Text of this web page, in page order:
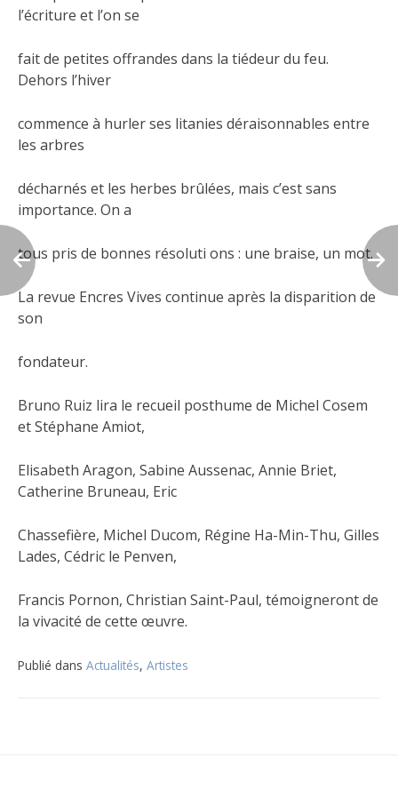
l’écriture et l’on se
fait de petites offrandes dans la tiédeur du feu.
Dehors l’hiver
commence à hurler ses litanies déraisonnables entre
les arbres
décharnés et les herbes brûlées, mais c’est sans
importance. On a
tous pris de bonnes résoluti ons : une braise, un mot.
La revue Encres Vives continue après la disparition de
son
fondateur.
Bruno Ruiz lira le recueil posthume de Michel Cosem
et Stéphane Amiot,
Elisabeth Aragon, Sabine Aussenac, Annie Briet,
Catherine Bruneau, Eric
Chassefière, Michel Ducom, Régine Ha-Min-Thu, Gilles
Lades, Cédric le Penven,
Francis Pornon, Christian Saint-Paul, témoigneront de
la vivacité de cette œuvre.
Publié dans Actualités, Artistes